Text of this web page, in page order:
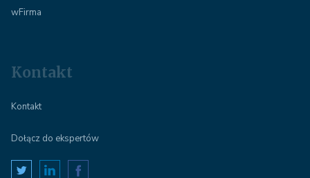
wFirma
Kontakt
Kontakt
Dołącz do ekspertów